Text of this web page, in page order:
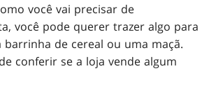
você vai precisar de
você pode querer trazer algo para
de cereal ou uma maçã.
conferir se a loja vende algum